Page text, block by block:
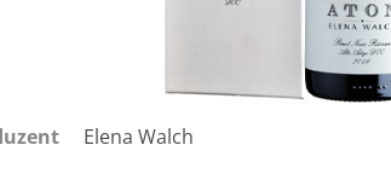
Elena Walch